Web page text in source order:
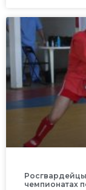
чемпионатах